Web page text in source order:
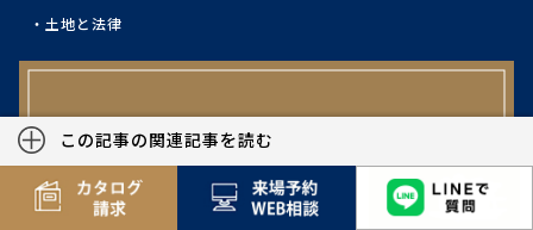
この記事の関連記事を読む
土地と法律
クレバリーホーム
OFFICIAL SITE